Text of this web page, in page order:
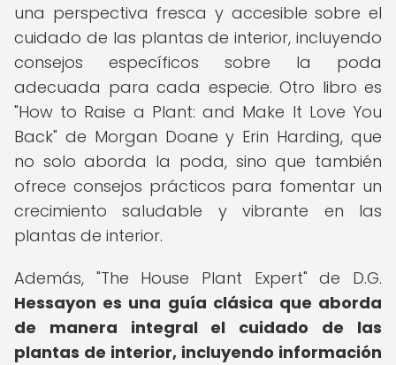
una perspectiva fresca y accesible sobre el
cuidado de las plantas de interior, incluyendo
consejos específicos sobre la poda
adecuada para cada especie. Otro libro es
"How to Raise a Plant: and Make It Love You
Back" de Morgan Doane y Erin Harding, que
no solo aborda la poda, sino que también
ofrece consejos prácticos para fomentar un
crecimiento saludable y vibrante en las
plantas de interior.
Además, "The House Plant Expert" de D.G.
Hessayon es una guía clásica que aborda
de manera integral el cuidado de las
plantas de interior, incluyendo información